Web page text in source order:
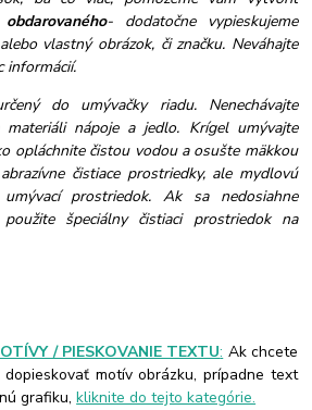
- dodatočne vypieskujeme
vlastný obrázok, či značku. Neváhajte
informácií.
do umývačky riadu. Nenechávajte
nápoje a jedlo. Krígel umývajte
opláchnite čistou vodou a osušte mäkkou
čistiace prostriedky, ale mydlovú
prostriedok. Ak sa nedosiahne
použite špeciálny čistiaci prostriedok na
/ PIESKOVANIE TEXTU: Ak chcete
motív obrázku, prípadne text
grafiku,kliknite do tejto kategórie.